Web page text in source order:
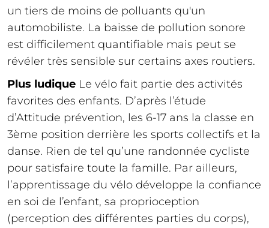
un tiers de moins de polluants qu'un
automobiliste. La baisse de pollution sonore
est difficilement quantifiable mais peut se
révéler très sensible sur certains axes routiers.
Plus ludique Le vélo fait partie des activités
favorites des enfants. D’après l’étude
d’Attitude prévention, les 6-17 ans la classe en
3ème position derrière les sports collectifs et la
danse. Rien de tel qu’une randonnée cycliste
pour satisfaire toute la famille. Par ailleurs,
l’apprentissage du vélo développe la confiance
en soi de l’enfant, sa proprioception
(perception des différentes parties du corps),